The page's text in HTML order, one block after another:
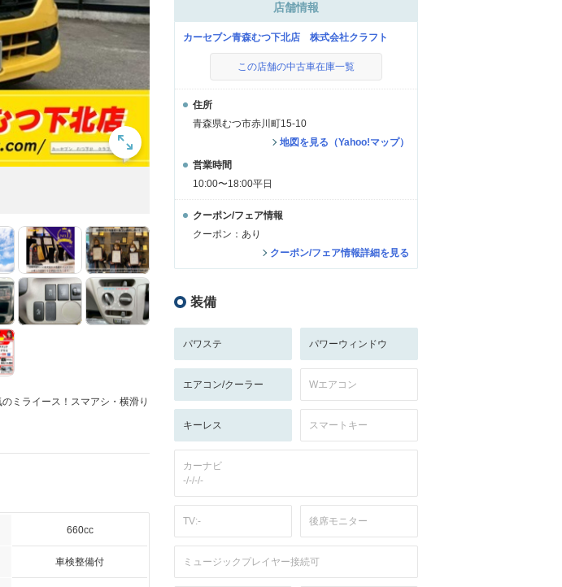
ミライース！スマアシ・横滑り
660cc
車検整備付
店舗情報
カーセブン青森むつ下北店 株式会社クラフト
この店舗の中古車在庫一覧
住所
青森県むつ市赤川町15-10
地図を見る（Yahoo!マップ）
営業時間
10:00〜18:00平日
クーポン/フェア情報
クーポン：あり
クーポン/フェア情報詳細を見る
装備
パワステ パワーウィンドウ
エアコン/クーラー Wエアコン
キーレス スマートキー
カーナビ
-/-/-/-
TV:- 後席モニター
ミュージックプレイヤー接続可